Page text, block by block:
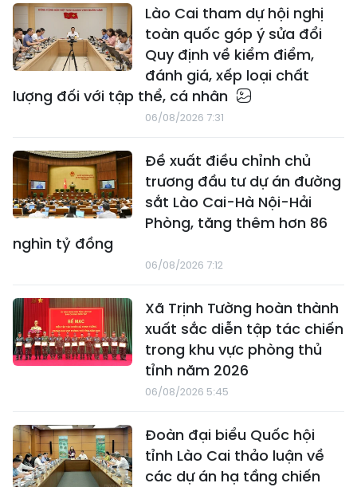
Lào Cai tham dự hội nghị
toàn quốc góp ý sửa đổi
Quy định về kiểm điểm,
đánh giá, xếp loại chất
lượng đối với tập thể, cá nhân
06/08/2026 7:31
Đề xuất điều chỉnh chủ
trương đầu tư dự án đường
sắt Lào Cai-Hà Nội-Hải
Phòng, tăng thêm hơn 86
nghìn tỷ đồng
06/08/2026 7:12
Xã Trịnh Tường hoàn thành
xuất sắc diễn tập tác chiến
trong khu vực phòng thủ
tỉnh năm 2026
06/08/2026 5:45
Đoàn đại biểu Quốc hội
tỉnh Lào Cai thảo luận về
các dự án hạ tầng chiến